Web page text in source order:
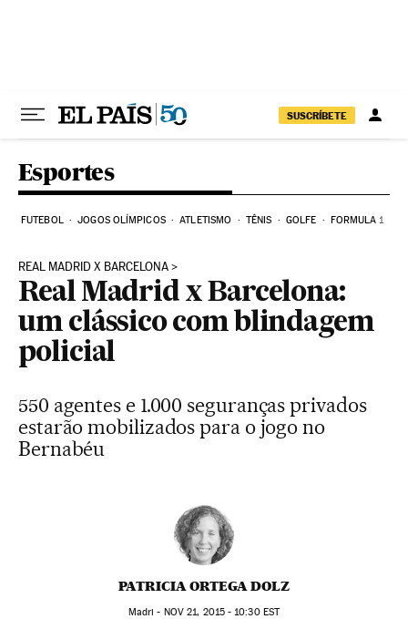
SUSCRÍBETE
Esportes
FUTEBOL JOGOS OLÍMPICOS ATLETISMO TÊNIS GOLFE FORMULA 1
REAL MADRID X BARCELONA
Real Madrid x Barcelona:
um clássico com blindagem
policial
550 agentes e 1.000 seguranças privados
estarão mobilizados para o jogo no
Bernabéu
PATRICIA ORTEGA DOLZ
Madri - NOV 21, 2015 - 10:30EST